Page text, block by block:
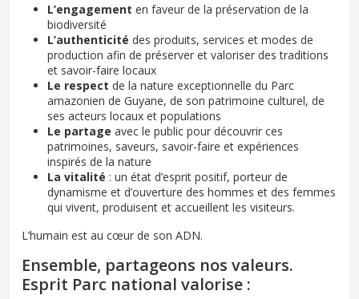
L’engagement en faveur de la préservation de la
biodiversité
L’authenticité des produits, services et modes de
production afin de préserver et valoriser des traditions
et savoir-faire locaux
Le respect de la nature exceptionnelle du Parc
amazonien de Guyane, de son patrimoine culturel, de
ses acteurs locaux et populations
Le partage avec le public pour découvrir ces
patrimoines, saveurs, savoir-faire et expériences
inspirés de la nature
La vitalité : un état d’esprit positif, porteur de
dynamisme et d’ouverture des hommes et des femmes
qui vivent, produisent et accueillent les visiteurs.
L’humain est au cœur de son ADN.
Ensemble, partageons nos valeurs.
Esprit Parc national valorise :